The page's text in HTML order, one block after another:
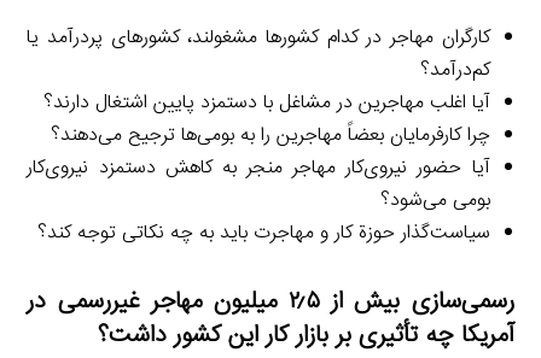
کارگران مهاجر در کدام کشورها مشغولند، کشورهای پردرآمد یا
کم‌درآمد؟
آیا اغلب مهاجرین در مشاغل با دستمزد پایین اشتغال دارند؟
چرا کارفرمایان بعضاً مهاجرین را به بومی‌ها ترجیح می‌دهند؟
آیا حضور نیروی‌کار مهاجر منجر به کاهش دستمزد نیروی‌کار
بومی می‌شود؟
سیاست‌گذار حوزة کار و مهاجرت باید به چه نکاتی توجه کند؟
رسمی‌سازی بیش از ۲٫۵ میلیون مهاجر غیررسمی در
آمریکا چه تأثیری بر بازار کار این کشور داشت؟